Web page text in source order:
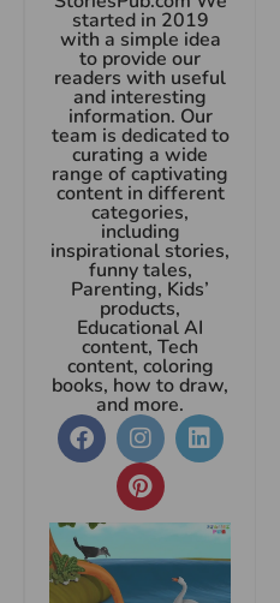
started in 2019
with a simple idea
to provide our
readers with useful
and interesting
information. Our
team is dedicated to
curating a wide
range of captivating
content in different
categories,
including
inspirational stories,
funny tales,
Parenting, Kids’
products,
Educational AI
content, Tech
content, coloring
books, how to draw,
and more.